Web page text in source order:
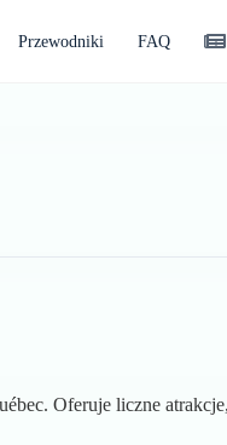
Przewodniki FAQ
Oferuje liczne